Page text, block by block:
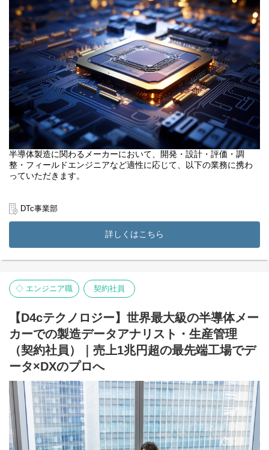
◆キャリアパス
将来的には、リーダーとして活躍を見据えることも可能です。ご
自身のキャリア志向に寄り添い、スキルに応じたキャリアパスを
構築することができます。
半導体製造に関わるメーカーにおいて、開発・設計・評価・調
整・フィールドエンジニアなど適性に応じて、以下の業務に携わ
っていただきます。
いた強度解析。
・FPGA・論理回路・回路基板・PLC制御・評価・実験等
・プログラミング知識を活かした、制御システムの設計
・装置の性能、生産性を引き出すためのプロセスの開発
・各種測定機器を用いたデータ取得、データ解析及びそれに付随
する資料作成、等
※担当する業務は、OJTを通じて徐々にステップアップしていた
だきます。
DTc事業部
詳しくはこちら
◇ エンジニア職 契約社員
【D4cテクノロジー】世界最大級の半導体メー
カーでの製造データアナリスト・生産管理
（契約社員）｜売上1兆円超の最先端工場でデ
ータ×DXのプロへ